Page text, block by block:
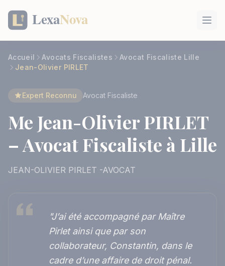
Accueil Avocats Fiscalistes
Avocat Fiscaliste Lille
Jean-Olivier PIRLET
Expert Reconnu Avocat Fiscaliste
Me Jean-Olivier PIRLET
– Avocat Fiscaliste à Lille
JEAN-OLIVIER PIRLET -AVOCAT
"J’ai été accompagné par Maître
Pirlet ainsi que par son
collaborateur, Constantin, dans le
cadre d’une affaire de droit pénal.